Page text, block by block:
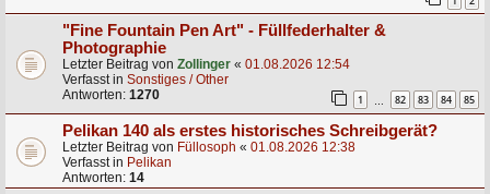
"Fine Fountain Pen Art" - Füllfederhalter &
Photographie
Letzter Beitrag von Zollinger « 01.08.2026 12:54
Verfasst in Sonstiges / Other
Antworten: 1270 1 82 83 84 85
Pelikan 140 als erstes historisches Schreibgerät?
Letzter Beitrag von Füllosoph « 01.08.2026 12:38
Verfasst in Pelikan
Antworten: 14